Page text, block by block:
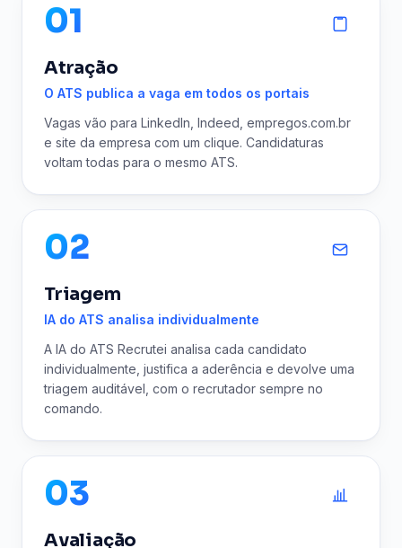
01
Atração
O ATS publica a vaga em todos os portais
Vagas vão para LinkedIn, Indeed, empregos.com.br
e site da empresa com um clique. Candidaturas
voltam todas para o mesmo ATS.
02
Triagem
IA do ATS analisa individualmente
A IA do ATS Recrutei analisa cada candidato
individualmente, justifica a aderência e devolve uma
triagem auditável, com o recrutador sempre no
comando.
03
Avaliação